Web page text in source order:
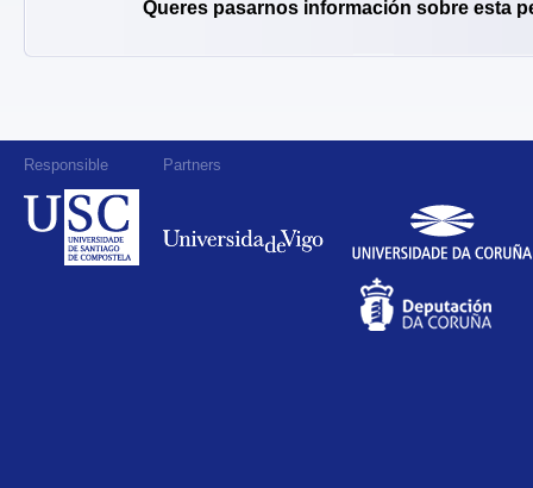
Queres pasarnos información sobre esta
Responsible Partners